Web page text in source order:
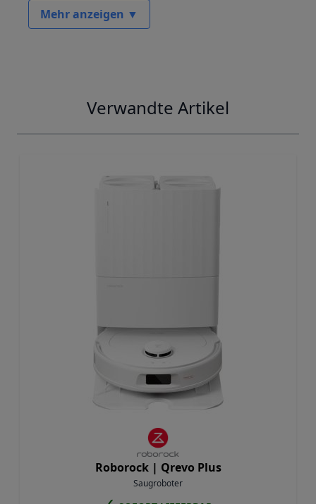
Mehr anzeigen ▼
Verwandte Artikel
Roborock | Qrevo Plus
Saugroboter